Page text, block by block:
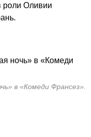
роли Оливии
в «Комеди Франсез».